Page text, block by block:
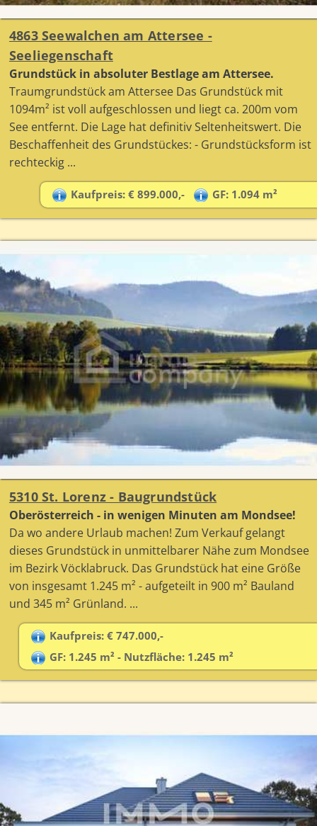
4863 Seewalchen am Attersee -
Seeliegenschaft
Grundstück in absoluter Bestlage am Attersee.
Traumgrundstück am Attersee Das Grundstück mit
1094m² ist voll aufgeschlossen und liegt ca. 200m vom
See entfernt. Die Lage hat definitiv Seltenheitswert. Die
Beschaffenheit des Grundstückes: - Grundstücksform ist
rechteckig ...
Kaufpreis: € 899.000,- GF: 1.094 m²
5310 St. Lorenz - Baugrundstück
Oberösterreich - in wenigen Minuten am Mondsee!
Da wo andere Urlaub machen! Zum Verkauf gelangt
dieses Grundstück in unmittelbarer Nähe zum Mondsee
im Bezirk Vöcklabruck. Das Grundstück hat eine Größe
von insgesamt 1.245 m² - aufgeteilt in 900 m² Bauland
und 345 m² Grünland. ...
Kaufpreis: € 747.000,-
GF: 1.245 m² - Nutzfläche: 1.245 m²